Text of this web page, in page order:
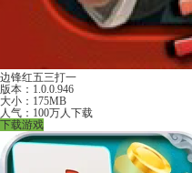
边锋红五三打一
版本：1.0.0.946
大小：175MB
人气：100万人下载
下载游戏